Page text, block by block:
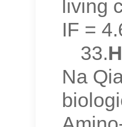
living
IF =
33.
Na